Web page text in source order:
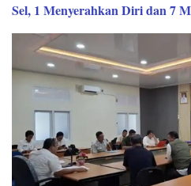
Sel, 1 Menyerahkan Diri dan 7